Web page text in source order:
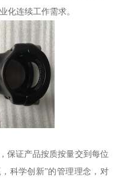
化连续工作需求。
保证产品按质按量交到每位
科学创新”的管理理念，对